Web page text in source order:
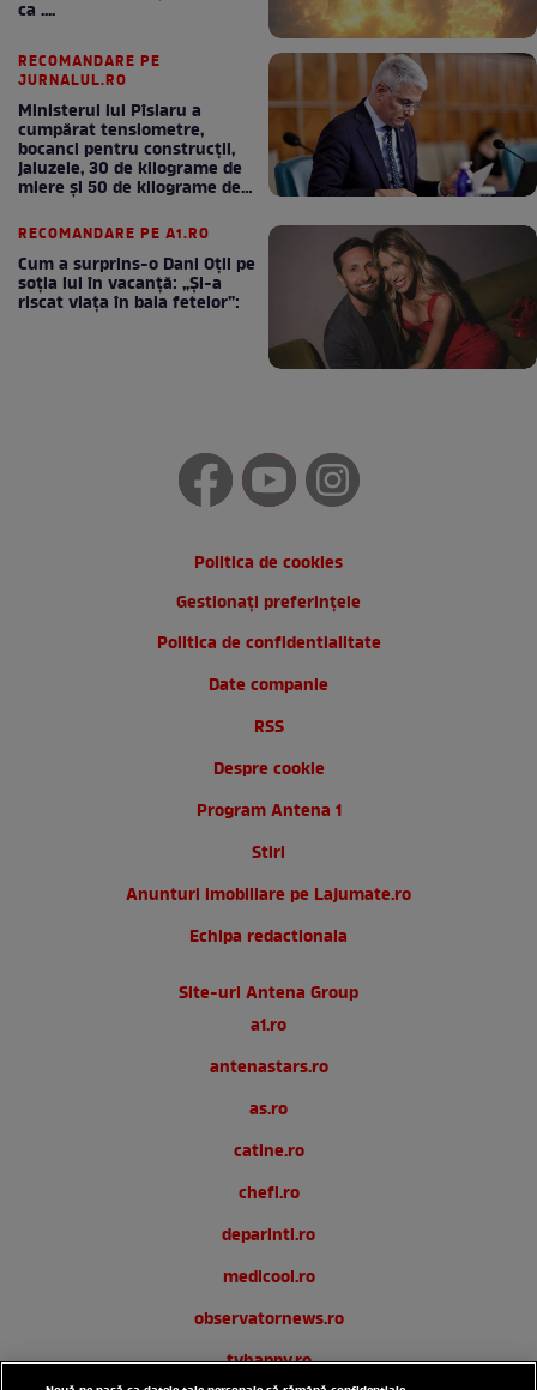
ca ....
RECOMANDARE PE
JURNALUL.RO
Ministerul lui Pîslaru a
cumpărat tensiometre,
bocanci pentru construcții,
jaluzele, 30 de kilograme de
miere și 50 de kilograme de
RECOMANDARE PE A1.RO
Cum a surprins-o Dani Oțil pe
soția lui în vacanță: „Și-a
riscat viața în baia fetelor”:
Politica de cookies
Gestionați preferințele
Politica de confidentialitate
Date companie
RSS
Despre cookie
Program Antena 1
Stiri
Anunturi imobiliare pe Lajumate.ro
Echipa redactionala
Site-uri Antena Group
a1.ro
antenastars.ro
as.ro
catine.ro
chefi.ro
deparinti.ro
medicool.ro
observatornews.ro
tvhappy.ro